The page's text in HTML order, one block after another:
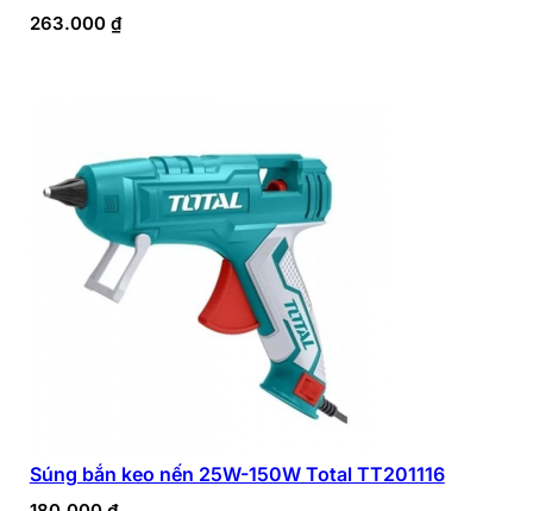
263.000 ₫
Súng bắn keo nến 25W-150W Total TT201116